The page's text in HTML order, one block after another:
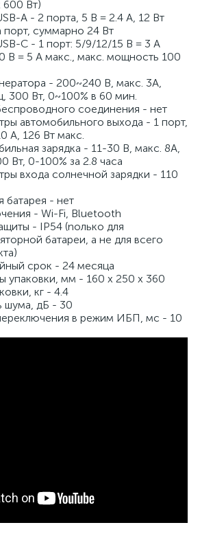
Вт)
A - 2 порта, 5 В = 2.4 А, 12 Вт
порт, суммарно 24 Вт
C - 1 порт: 5/9/12/15 В = 3 А
В = 5 А макс., макс. мощность 100
- 200~240 В, макс. 3A,
300 Вт, 0~100% в 60 мин.
соединения - нет
автомобильного выхода - 1 порт,
А, 126 Вт макс.
зарядка - 11-30 В, макс. 8A,
Вт, 0-100% за 2.8 часа
входа солнечной зарядки - 110
батарея - нет
- Wi-Fi, Bluetooth
- IP54 (nолько для
батареи, а не для всего
срок - 24 месяца
упаковки, мм - 160 x 250 x 360
кг - 4.4
шума, дБ - 30
в режим ИБП, мс - 10